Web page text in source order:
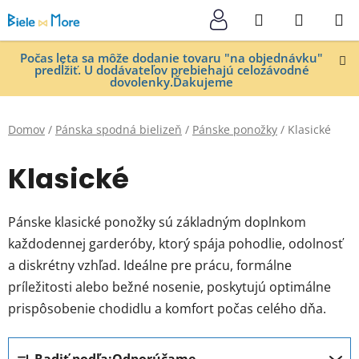
na
obsah
Počas leta sa môže dodanie tovaru "na objednávku"
predĺžiť. U dodávateľov prebiehajú celozávodné
dovolenky.Ďakujeme
Hľadať
KOŠÍK
Domov / Pánska spodná bielizeň / Pánske ponožky / Klasické
Klasické
Pánske klasické ponožky sú základným doplnkom
každodennej garderóby, ktorý spája pohodlie, odolnosť
a diskrétny vzhľad. Ideálne pre prácu, formálne
príležitosti alebo bežné nosenie, poskytujú optimálne
prispôsobenie chodidlu a komfort počas celého dňa.
R